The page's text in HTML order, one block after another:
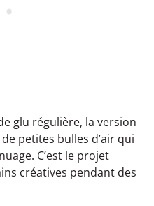
glu régulière, la version
petites bulles d’air qui
C’est le projet
créatives pendant des